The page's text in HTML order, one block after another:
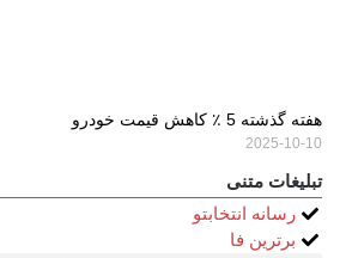
هفته گذشته 5 ٪ کاهش قیمت خودرو
2025-10-10
تبلیغات متنی
رسانه انتخابتو
برترین فا